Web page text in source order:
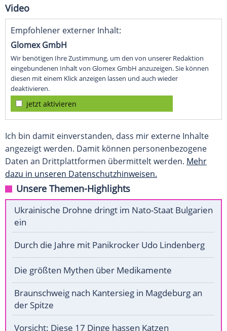
Video
Empfohlener externer Inhalt:
Glomex GmbH
Wir benötigen Ihre Zustimmung, um den von unserer Redaktion
eingebundenen Inhalt von Glomex GmbH anzuzeigen. Sie können
diesen mit einem Klick anzeigen lassen und auch wieder
deaktivieren.
jetzt aktivieren
Ich bin damit einverstanden, dass mir externe Inhalte
angezeigt werden. Damit können personenbezogene
Daten an Drittplattformen übermittelt werden. Mehr
dazu in unseren Datenschutzhinweisen.
Unsere Themen-Highlights
Ukrainische Drohne dringt im Nato-Staat Bulgarien
ein
Durch die Jahre mit Panikrocker Udo Lindenberg
Die größten Mythen über Medikamente
Braunschweig nach Kantersieg in Magdeburg an
der Spitze
Vorsicht: Diese 17 Dinge hassen Katzen